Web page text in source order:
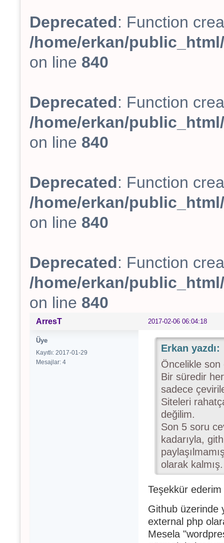
Deprecated: Function
/home/erkan/
on line 840
Deprecated: Function
/home/erkan/
on line 840
Deprecated: Function
/home/erkan/
on line 840
Deprecated: Function
/home/erkan/
on line 840
2017-02-06 06:04:18
ArresT
Üye
Kayıtlı: 2017-01-29
Mesajlar: 4
Erkan yazdı:
Öncelikle
Bir süredir
sadece
Siteleri
değilim.
Son 5 soru
kadarıyla,
olarak
Teşekkür
Github üzerinde
external php
Mesela